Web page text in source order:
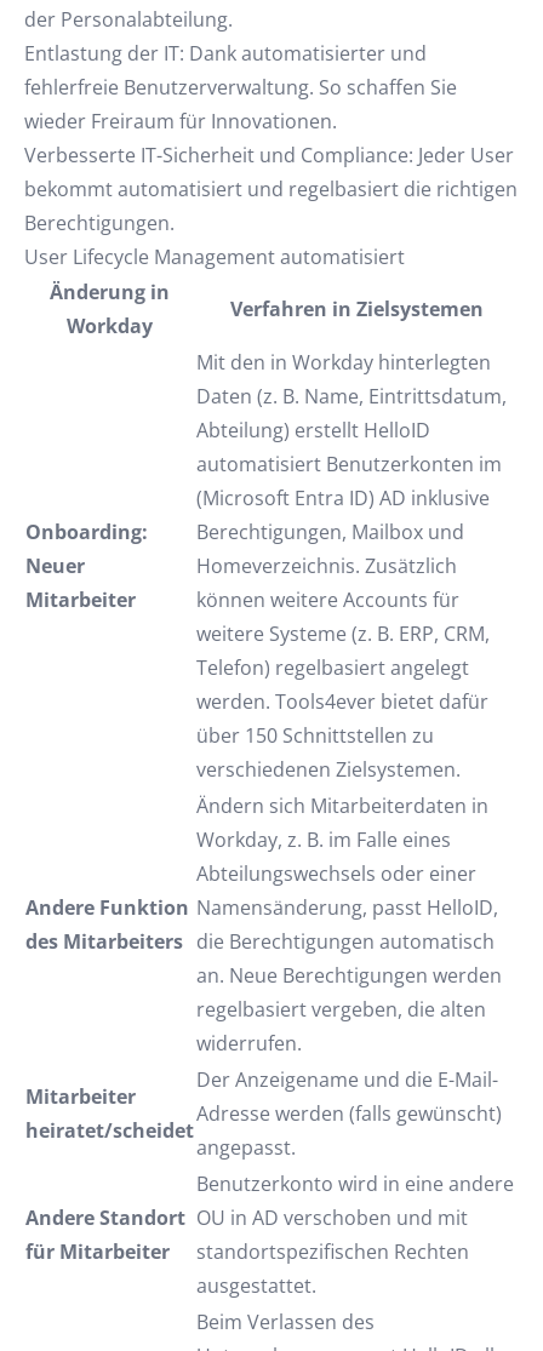
der Personalabteilung.
Entlastung der IT: Dank automatisierter und
fehlerfreie Benutzerverwaltung. So schaffen Sie
wieder Freiraum für Innovationen.
Verbesserte IT-Sicherheit und Compliance: Jeder User
bekommt automatisiert und regelbasiert die richtigen
Berechtigungen.
User Lifecycle Management automatisiert
Änderung in
Workday
Verfahren in Zielsystemen
Onboarding:
Neuer
Mitarbeiter
Mit den in Workday hinterlegten
Daten (z. B. Name, Eintrittsdatum,
Abteilung) erstellt HelloID
automatisiert Benutzerkonten im
(Microsoft Entra ID) AD inklusive
Berechtigungen, Mailbox und
Homeverzeichnis. Zusätzlich
können weitere Accounts für
weitere Systeme (z. B. ERP, CRM,
Telefon) regelbasiert angelegt
werden. Tools4ever bietet dafür
über 150 Schnittstellen zu
verschiedenen Zielsystemen.
Andere Funktion
des Mitarbeiters
Ändern sich Mitarbeiterdaten in
Workday, z. B. im Falle eines
Abteilungswechsels oder einer
Namensänderung, passt HelloID,
die Berechtigungen automatisch
an. Neue Berechtigungen werden
regelbasiert vergeben, die alten
widerrufen.
Mitarbeiter
heiratet/scheidet
Der Anzeigename und die E-Mail-
Adresse werden (falls gewünscht)
angepasst.
Andere Standort
für Mitarbeiter
Benutzerkonto wird in eine andere
OU in AD verschoben und mit
standortspezifischen Rechten
ausgestattet.
Beim Verlassen des